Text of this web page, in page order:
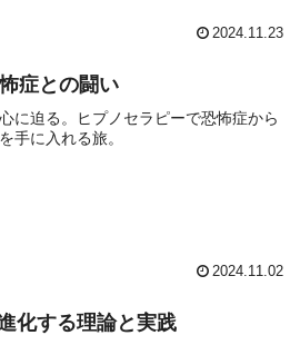
2024.11.23
症との闘い
に迫る。ヒプノセラピーで恐怖症から
手に入れる旅。
2024.11.02
化する理論と実践